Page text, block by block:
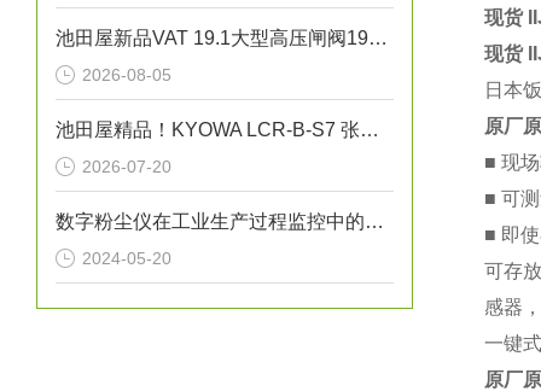
池田屋新品VAT 19.1大型高压闸阀19158-PE44正式发布
2026-08-05
池田屋精品！KYOWA LCR-B-S7 张力计用载荷传感器
2026-07-20
数字粉尘仪在工业生产过程监控中的应用
2024-05-20
现货
现货
日本
原厂
■ 现
■ 可
■ 即
可存
感器
一键
原厂